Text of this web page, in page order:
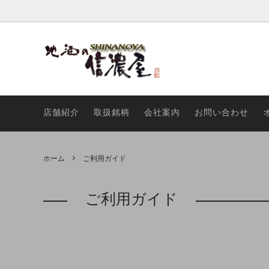
雑貨類
店舗紹介 取扱銘柄 会社案内 お問い合わせ
ホーム ご利用ガイド
ご利用ガイド